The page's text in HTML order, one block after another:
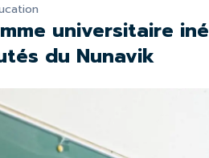
universitaire
du Nunavik